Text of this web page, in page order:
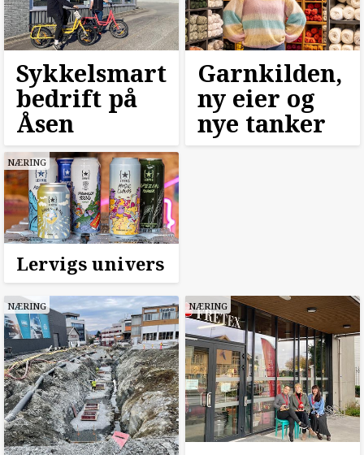
Sykkelsmart
bedrift på
Åsen
Garnkilden,
ny eier og
nye tanker
NÆRING
Lervigs univers
NÆRING NÆRING